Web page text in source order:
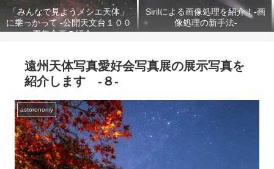
「みんなで見ようメシエ天体」
に乗っかって -公開天文台１００
周年企画の紹介-
Sirilによる画像処理を紹介！-画
像処理の新手法-
遠州天体写真愛好会写真展の展示写真を
紹介します -８-
astoronomy